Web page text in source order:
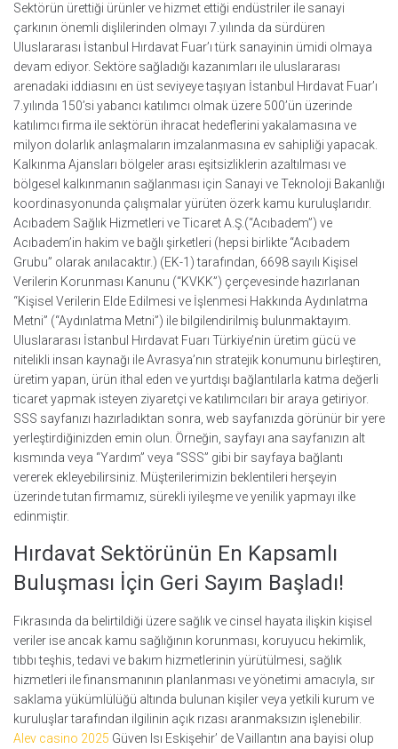
Sektörün ürettiği ürünler ve hizmet ettiği endüstriler ile sanayi
çarkının önemli dişlilerinden olmayı 7.yılında da sürdüren
Uluslararası İstanbul Hırdavat Fuar’ı türk sanayinin ümidi olmaya
devam ediyor. Sektöre sağladığı kazanımları ile uluslararası
arenadaki iddiasını en üst seviyeye taşıyan İstanbul Hırdavat Fuar’ı
7.yılında 150’si yabancı katılımcı olmak üzere 500’ün üzerinde
katılımcı firma ile sektörün ihracat hedeflerini yakalamasına ve
milyon dolarlık anlaşmaların imzalanmasına ev sahipliği yapacak.
Kalkınma Ajansları bölgeler arası eşitsizliklerin azaltılması ve
bölgesel kalkınmanın sağlanması için Sanayi ve Teknoloji Bakanlığı
koordinasyonunda çalışmalar yürüten özerk kamu kuruluşlarıdır.
Acıbadem Sağlık Hizmetleri ve Ticaret A.Ş.(“Acıbadem”) ve
Acıbadem’in hakim ve bağlı şirketleri (hepsi birlikte “Acıbadem
Grubu” olarak anılacaktır.) (EK-1) tarafından, 6698 sayılı Kişisel
Verilerin Korunması Kanunu (“KVKK”) çerçevesinde hazırlanan
“Kişisel Verilerin Elde Edilmesi ve İşlenmesi Hakkında Aydınlatma
Metni” (“Aydınlatma Metni”) ile bilgilendirilmiş bulunmaktayım.
Uluslararası İstanbul Hırdavat Fuarı Türkiye’nin üretim gücü ve
nitelikli insan kaynağı ile Avrasya’nın stratejik konumunu birleştiren,
üretim yapan, ürün ithal eden ve yurtdışı bağlantılarla katma değerli
ticaret yapmak isteyen ziyaretçi ve katılımcıları bir araya getiriyor.
SSS sayfanızı hazırladıktan sonra, web sayfanızda görünür bir yere
yerleştirdiğinizden emin olun. Örneğin, sayfayı ana sayfanızın alt
kısmında veya “Yardım” veya “SSS” gibi bir sayfaya bağlantı
vererek ekleyebilirsiniz. Müşterilerimizin beklentileri herşeyin
üzerinde tutan firmamız, sürekli iyileşme ve yenilik yapmayı ilke
edinmiştir.
Hırdavat Sektörünün En Kapsamlı
Buluşması İçin Geri Sayım Başladı!
Fıkrasında da belirtildiği üzere sağlık ve cinsel hayata ilişkin kişisel
veriler ise ancak kamu sağlığının korunması, koruyucu hekimlik,
tıbbı teşhis, tedavi ve bakım hizmetlerinin yürütülmesi, sağlık
hizmetleri ile finansmanının planlanması ve yönetimi amacıyla, sır
saklama yükümlülüğü altında bulunan kişiler veya yetkili kurum ve
kuruluşlar tarafından ilgilinin açık rızası aranmaksızın işlenebilir.
Alev casino 2025 Güven Isı Eskişehir’ de Vaillantın ana bayisi olup